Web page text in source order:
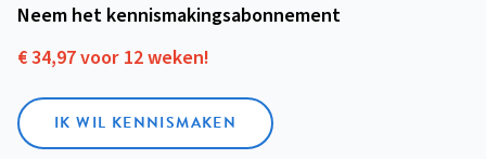
Neem het kennismakings­abonnement
€ 34,97 voor 12 weken!
IK WIL KENNISMAKEN